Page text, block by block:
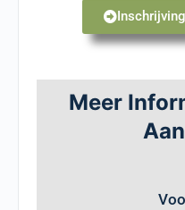
Meer